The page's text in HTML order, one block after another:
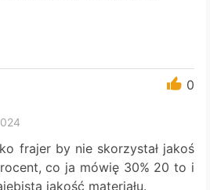
0
frajer by nie skorzystał jakoś
co ja mówię 30% 20 to i
jakość materiału.